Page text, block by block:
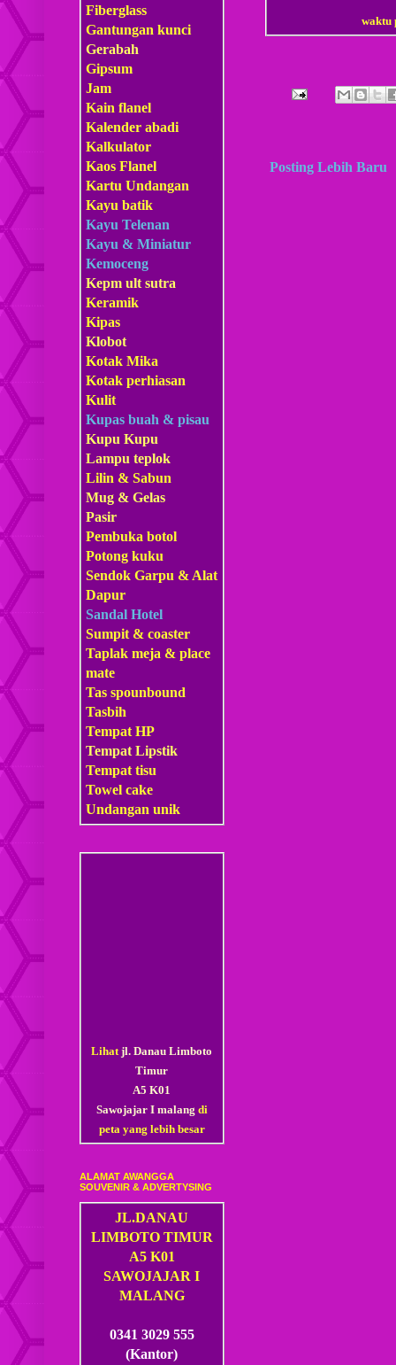
waktu
Posting Lebih Baru
Fiberglass
Gantungan kunci
Gerabah
Gipsum
Jam
Kain flanel
Kalender abadi
Kalkulator
Kaos Flanel
Kartu Undangan
Kayu batik
Kayu Telenan
Kayu & Miniatur
Kemoceng
Kepm ult sutra
Keramik
Kipas
Klobot
Kotak Mika
Kotak perhiasan
Kulit
Kupas buah & pisau
Kupu Kupu
Lampu teplok
Lilin & Sabun
Mug & Gelas
Pasir
Pembuka botol
Potong kuku
Sendok Garpu & Alat
Dapur
Sandal Hotel
Sumpit & coaster
Taplak meja & place
mate
Tas spounbound
Tasbih
Tempat HP
Tempat Lipstik
Tempat tisu
Towel cake
Undangan unik
Lihatjl. Danau Limboto
Timur
A5 K01
Sawojajar I malang di
peta yang lebih besar
ALAMAT AWANGGA
SOUVENIR & ADVERTYSING
JL.DANAU
LIMBOTO TIMUR
A5 K01
SAWOJAJAR I
MALANG
0341 3029 555
(Kantor)